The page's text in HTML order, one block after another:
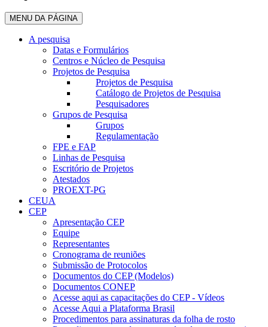
MENU DA PÁGINA
A pesquisa
Datas e Formulários
Centros e Núcleo de Pesquisa
Projetos de Pesquisa
Projetos de Pesquisa
Catálogo de Projetos de Pesquisa
Pesquisadores
Grupos de Pesquisa
Grupos
Regulamentação
FPE e FAP
Linhas de Pesquisa
Escritório de Projetos
Atestados
PROEXT-PG
CEUA
CEP
Apresentação CEP
Equipe
Representantes
Cronograma de reuniões
Submissão de Protocolos
Documentos do CEP (Modelos)
Documentos CONEP
Acesse aqui as capacitações do CEP - Vídeos
Acesse Aqui a Plataforma Brasil
Procedimentos para assinaturas da folha de rosto